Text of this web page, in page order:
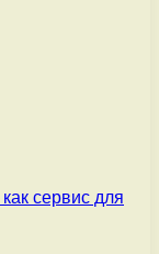
сервис для